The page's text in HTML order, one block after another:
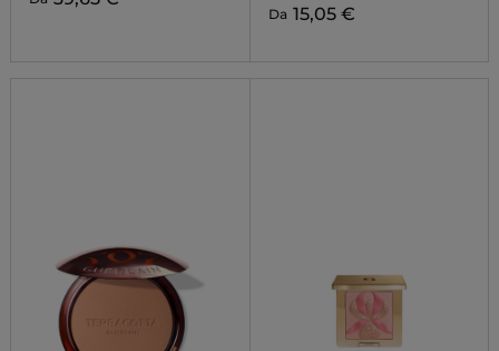
Da 15,05 €